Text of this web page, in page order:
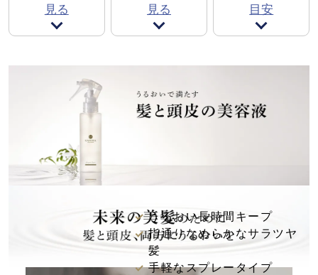
見る 見る 目安
うるおい長時間キープ
指通りなめらかなサラツヤ
髪
手軽なスプレータイプ